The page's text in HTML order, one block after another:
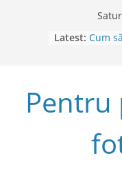
Latest: Cum
4
5
Top 5
2023
Pentru